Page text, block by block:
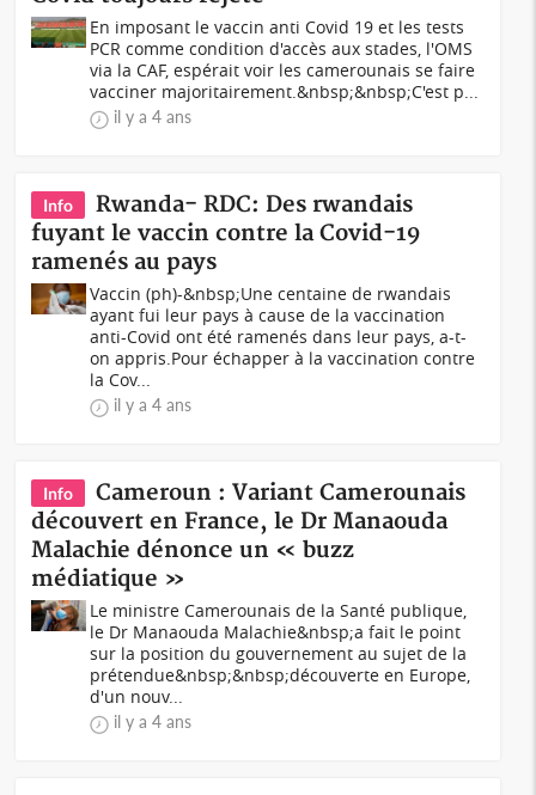
En imposant le vaccin anti Covid 19 et les tests
PCR comme condition d'accès aux stades, l'OMS
via la CAF, espérait voir les camerounais se faire
vacciner majoritairement.&nbsp;&nbsp;C'est p...
il y a 4 ans
Info
Rwanda- RDC: Des rwandais
fuyant le vaccin contre la Covid-19
ramenés au pays
Vaccin (ph)-&nbsp;Une centaine de rwandais
ayant fui leur pays à cause de la vaccination
anti-Covid ont été ramenés dans leur pays, a-t-
on appris.Pour échapper à la vaccination contre
la Cov...
il y a 4 ans
Info
Cameroun : Variant Camerounais
découvert en France, le Dr Manaouda
Malachie dénonce un « buzz
médiatique »
Le ministre Camerounais de la Santé publique,
le Dr Manaouda Malachie&nbsp;a fait le point
sur la position du gouvernement au sujet de la
prétendue&nbsp;&nbsp;découverte en Europe,
d'un nouv...
il y a 4 ans